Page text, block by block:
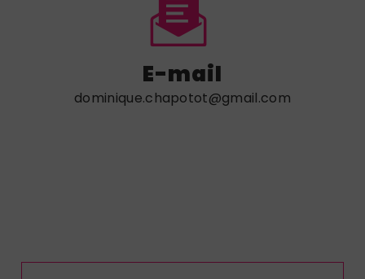
E-mail
dominique.chapotot@gmail.com